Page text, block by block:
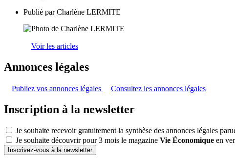
Publié parCharlène LERMITE
Voir les articles
Annonces légales
Publiez vos annonces légales Consultez les annonces légales
Inscription à la newsletter
Je souhaite recevoir gratuitement la synthèse des annonces légales
Je souhaite découvrir pour 3 mois le magazine Vie Économique en
Inscrivez-vous à la newsletter